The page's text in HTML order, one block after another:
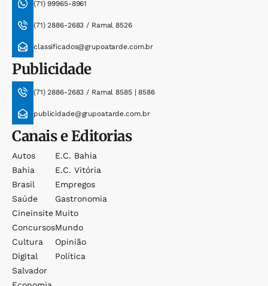
(71) 99965-8961
(71) 2886-2683 / Ramal 8526
classificados@grupoatarde.com.br
Publicidade
(71) 2886-2683 / Ramal 8585 | 8586
publicidade@grupoatarde.com.br
Canais e Editorias
Autos
Bahia
Brasil
Saúde
Cineinsite
Concursos
Cultura
Digital
Salvador
E.c. Bahia
E.c. Vitória
Empregos
Gastronomia
Muito
Mundo
Opinião
Política